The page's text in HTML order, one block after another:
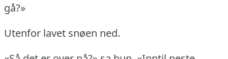
gå?»
Utenfor lavet snøen ned.